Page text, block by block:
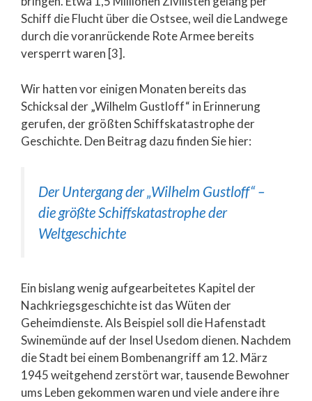
Schiff die Flucht über die Ostsee, weil die Landwege
durch die voranrückende Rote Armee bereits
versperrt waren [3].
Wir hatten vor einigen Monaten bereits das
Schicksal der „Wilhelm Gustloff“ in Erinnerung
gerufen, der größten Schiffskatastrophe der
Geschichte. Den Beitrag dazu finden Sie hier:
Der Untergang der „Wilhelm Gustloff“ –
die größte Schiffskatastrophe der
Weltgeschichte
Ein bislang wenig aufgearbeitetes Kapitel der
Nachkriegsgeschichte ist das Wüten der
Geheimdienste. Als Beispiel soll die Hafenstadt
Swinemünde auf der Insel Usedom dienen. Nachdem
die Stadt bei einem Bombenangriff am 12. März
1945 weitgehend zerstört war, tausende Bewohner
ums Leben gekommen waren und viele andere ihre